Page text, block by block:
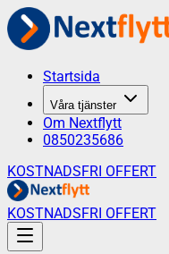
Startsida
Våra tjänster
Om Nextflytt
0850235686
KOSTNADSFRI OFFERT
KOSTNADSFRI OFFERT